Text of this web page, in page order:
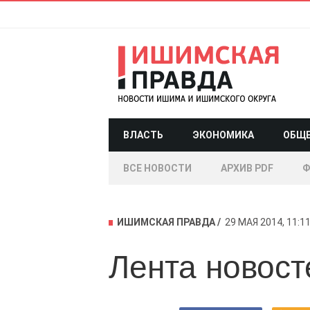
ВЛАСТЬ ЭКОНОМИКА
ВСЕ НОВОСТИ АРХИВ PDF
ИШИМСКАЯ ПРАВДА 29 МАЯ 2014, 11:11
Лента